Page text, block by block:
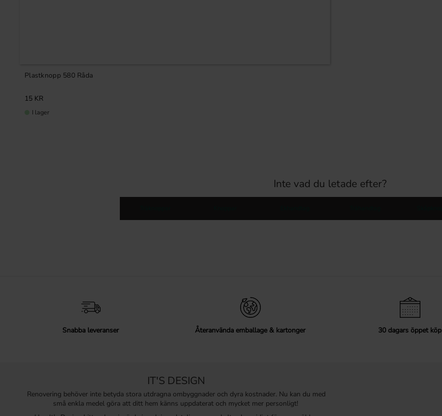
Plastknopp 580 Råda
15 KR
I lager
Inte vad du letade efter?
Snabba leveranser Återanvända emballage & kartonger 30 dagars öppet köp
IT'S DESIGN
Renovering behöver inte betyda stora utdragna ombyggnader och dyra kostnader. Nu kan du med
små enkla medel göra att ditt hem känns uppdaterat och mycket mer personligt!